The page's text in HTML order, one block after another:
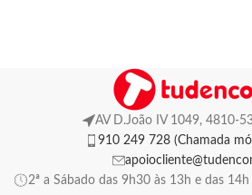
AV D.João IV 1049, 4810-
910 249 728 (Chamada
2ª a Sábado das 9h30 às 13h e das